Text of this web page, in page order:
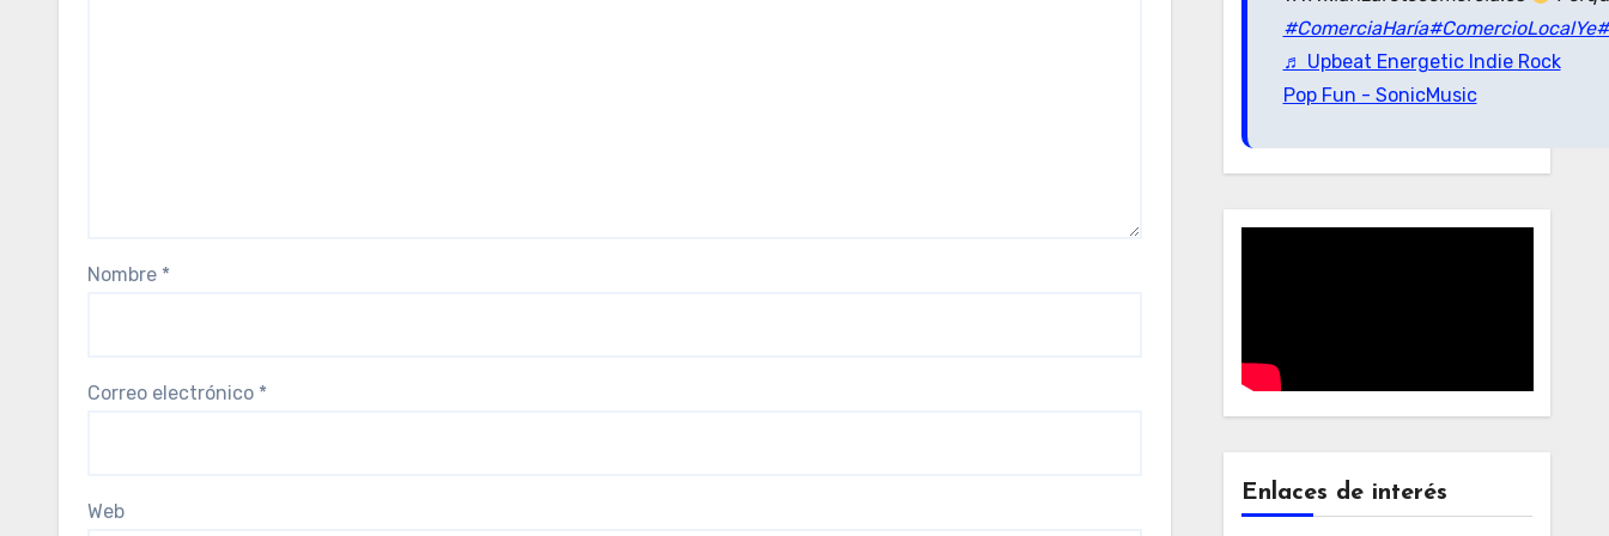
Nombre *
Correo electrónico *
Web
#ComerciaHaría#ComercioLocalYe
♬ Upbeat Energetic Indie Rock
Pop Fun - SonicMusic
Enlaces de interés